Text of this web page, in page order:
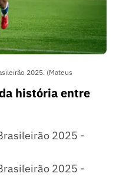
2025. (Mateus
história entre
2025 -
2025 -